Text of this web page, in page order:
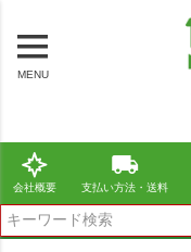
MENU
会社概要 支払い方法・送料